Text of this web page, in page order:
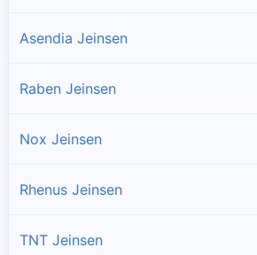
Asendia Jeinsen
Raben Jeinsen
Nox Jeinsen
Rhenus Jeinsen
TNT Jeinsen